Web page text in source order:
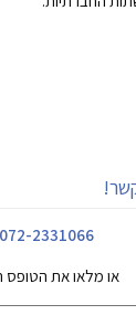
072-2331066
או מלאו את הטופס